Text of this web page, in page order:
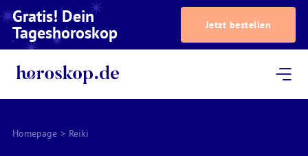
Gratis! Dein
Tageshoroskop Jetzt bestellen
Homepage > Reiki